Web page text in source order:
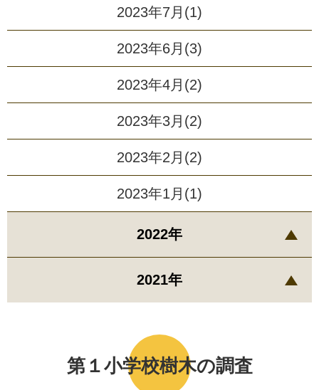
第１小学校樹木の調査
2023年7月(1)
2023年6月(3)
2023年4月(2)
2023年3月(2)
2023年2月(2)
2023年1月(1)
2022年
2021年